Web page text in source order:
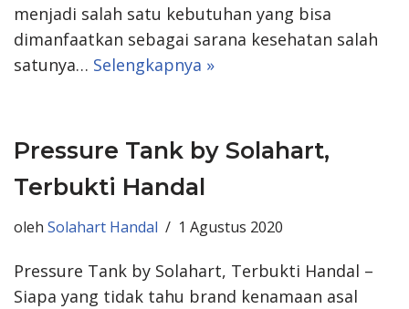
menjadi salah satu kebutuhan yang bisa
dimanfaatkan sebagai sarana kesehatan salah
satunya… Selengkapnya »
Pressure Tank by Solahart,
Terbukti Handal
oleh Solahart Handal 1 Agustus 2020
Pressure Tank by Solahart, Terbukti Handal –
Siapa yang tidak tahu brand kenamaan asal